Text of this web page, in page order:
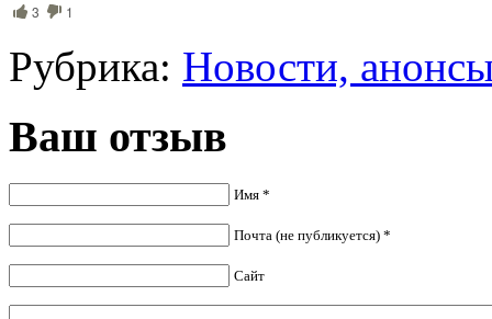
3 1
Рубрика: Новости,
Ваш отзыв
Имя *
Почта (не публикуется) *
Сайт